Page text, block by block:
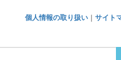
個人情報の取り扱い ｜ サイト